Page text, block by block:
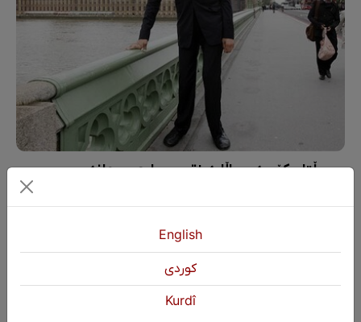
سوڵتان کۆسەن، باڵابەرزترین پیاوی جیهانە
English
كوردی
Kurdî